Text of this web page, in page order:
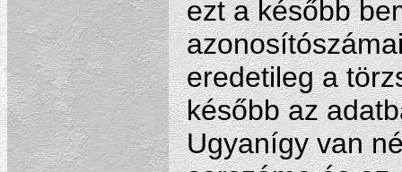
ezt a később
eredetileg a
később az
Ugyanígy van